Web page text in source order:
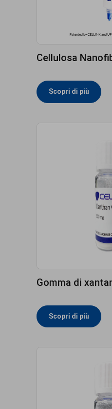
Cellulosa
Scopri di più
Gomma di
Scopri di più